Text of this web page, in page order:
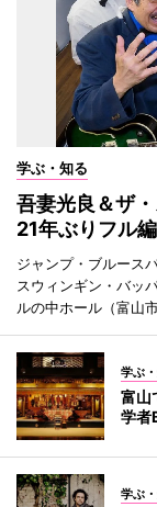
学ぶ・知る
吾妻光良＆ザ
21年ぶりフル
ジャンプ・ブルース
スウィンギン・バッ
ルの中ホール（富山
学ぶ
富山
学者
学ぶ